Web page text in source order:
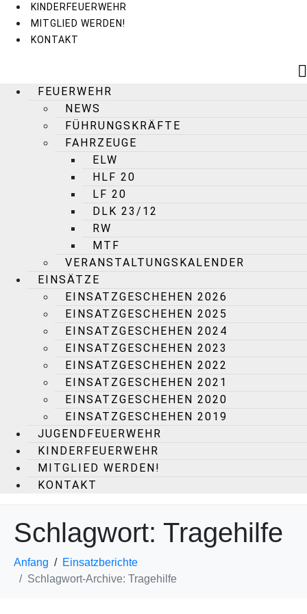
KINDERFEUERWEHR
MITGLIED WERDEN!
KONTAKT
FEUERWEHR
NEWS
FÜHRUNGSKRÄFTE
FAHRZEUGE
ELW
HLF 20
LF 20
DLK 23/12
RW
MTF
VERANSTALTUNGSKALENDER
EINSÄTZE
EINSATZGESCHEHEN 2026
EINSATZGESCHEHEN 2025
EINSATZGESCHEHEN 2024
EINSATZGESCHEHEN 2023
EINSATZGESCHEHEN 2022
EINSATZGESCHEHEN 2021
EINSATZGESCHEHEN 2020
EINSATZGESCHEHEN 2019
JUGENDFEUERWEHR
KINDERFEUERWEHR
MITGLIED WERDEN!
KONTAKT
Schlagwort: Tragehilfe
Anfang
Einsatzberichte
Schlagwort-Archive: Tragehilfe